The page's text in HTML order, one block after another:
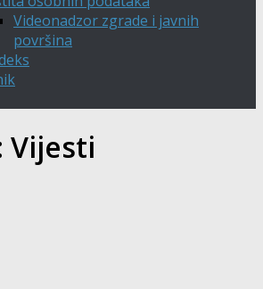
Videonadzor zgrade i javnih
površina
Vijesti